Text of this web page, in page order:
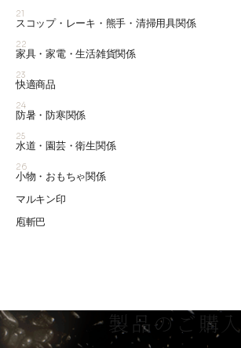
21
スコップ・レーキ・熊手・清掃用具関係
22
家具・家電・生活雑貨関係
23
快適商品
24
防暑・防寒関係
25
水道・園芸・衛生関係
26
小物・おもちゃ関係
マルキン印
庖斬巴
製品のご購入